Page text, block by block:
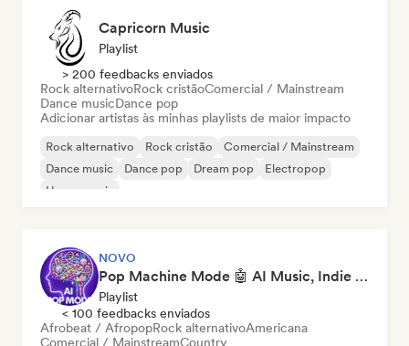
Capricorn Music
Playlist
> 200 feedbacks enviados
Rock alternativoRock cristãoComercial / Mainstream
Dance musicDance pop
Adicionar artistas às minhas playlists de maior impacto
Rock alternativo Rock cristão
Comercial / Mainstream
Dance music
Dance pop Dream pop
Electropop
House music
NOVO
Pop Machine Mode 🤖 AI Music, Indie Pop & Dream Pop
Playlist
< 100 feedbacks enviados
Afrobeat / AfropopRock alternativoAmericana
Comercial / MainstreamCountry